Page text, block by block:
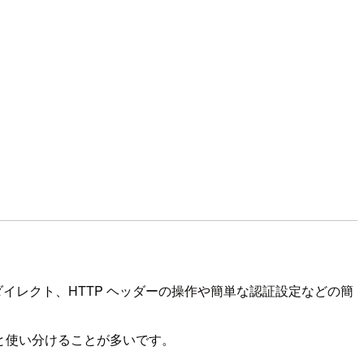
レクト、HTTP ヘッダーの操作や簡単な認証設定などの簡
い分けることが多いです。